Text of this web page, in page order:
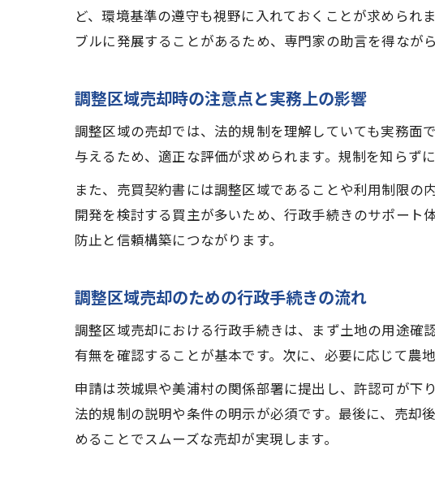
開
調
美
都
美
ど、環境基準の遵守も視野に入れておくことが求められ
ブルに発展することがあるため、専門家の助言を得なが
調整区域売却時の注意点と実務上の影響
調整区域の売却では、法的規制を理解していても実務面
与えるため、適正な評価が求められます。規制を知らず
また、売買契約書には調整区域であることや利用制限
開発を検討する買主が多いため、行政手続きのサポート
防止と信頼構築につながります。
調整区域売却のための行政手続きの流れ
調整区域売却における行政手続きは、まず土地の用途確
有無を確認することが基本です。次に、必要に応じて農
申請は茨城県や美浦村の関係部署に提出し、許認可が下
法的規制の説明や条件の明示が必須です。最後に、売却
めることでスムーズな売却が実現します。